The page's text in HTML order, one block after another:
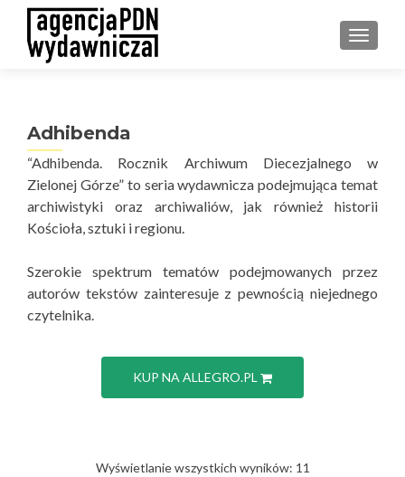
Adhibenda
“Adhibenda. Rocznik Archiwum Diecezjalnego w
Zielonej Górze” to seria wydawnicza podejmująca temat
archiwistyki oraz archiwaliów, jak również historii
Kościoła, sztuki i regionu.
Szerokie spektrum tematów podejmowanych przez
autorów tekstów zainteresuje z pewnością niejednego
czytelnika.
KUP NA ALLEGRO.PL
Wyświetlanie wszystkich wyników: 11